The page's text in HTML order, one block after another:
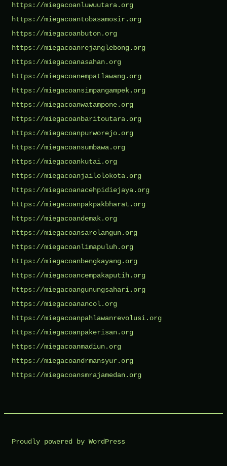
https://miegacoanluwuutara.org
https://miegacoantobasamosir.org
https://miegacoanbuton.org
https://miegacoanrejanglebong.org
https://miegacoanasahan.org
https://miegacoanempatlawang.org
https://miegacoansimpangampek.org
https://miegacoanwatampone.org
https://miegacoanbaritoutara.org
https://miegacoanpurworejo.org
https://miegacoansumbawa.org
https://miegacoankutai.org
https://miegacoanjailolokota.org
https://miegacoanacehpidiejaya.org
https://miegacoanpakpakbharat.org
https://miegacoandemak.org
https://miegacoansarolangun.org
https://miegacoanlimapuluh.org
https://miegacoanbengkayang.org
https://miegacoancempakaputih.org
https://miegacoangunungsahari.org
https://miegacoanancol.org
https://miegacoanpahlawanrevolusi.org
https://miegacoanpakerisan.org
https://miegacoanmadiun.org
https://miegacoandrmansyur.org
https://miegacoansmrajamedan.org
Proudly powered by WordPress